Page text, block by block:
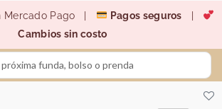
Mercado Pago | Pagos seguros
Cambios sin costo